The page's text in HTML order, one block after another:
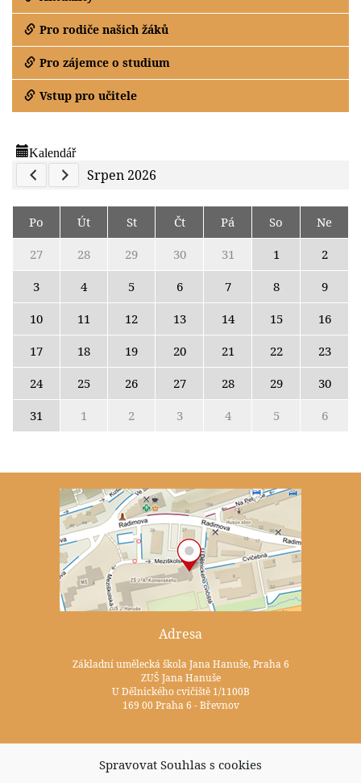
Spravovat Souhlas s cookies
Pro rodiče našich žáků
Pro zájemce o studium
Vstup pro učitele
Kalendář
Previous Calendar
Next Calendar
Srpen 2026
Po Út St Čt Pá So
Ne
27
28 29 30 31 1
2
3
4 5 6 7 8
9
10
11 12 13 14 15
16
17
18 19 20 21 22
23
24
25 26 27 28 29
30
31
1 2 3 4 5 6
Adresa
Základní umělecká škola Jana Hanuše, Praha 6
ZUŠ Jana Hanuše
U Dělnického cvičiště 1/1100B
169 00 Praha 6 - Břevnov